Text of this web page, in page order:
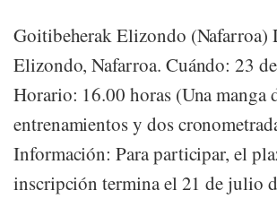
Goitibeherak Elizondo (Nafarroa)
Elizondo, Nafarroa. Cuándo: 23
Horario: 16.00 horas (Una manga
entrenamientos y dos
Información: Para participar, el
inscripción termina el 21 de julio